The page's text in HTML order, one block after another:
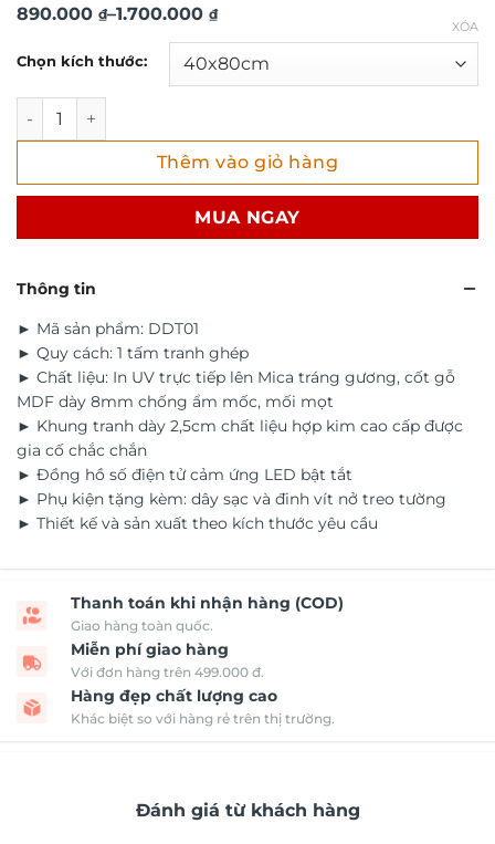
890.000 ₫–1.700.000 ₫
Khoảng
890.000 ₫
đến
1.700.000 ₫
Chọn kích thước:
XÓA
Tranh đồng hồ số điện tử phi hành gia vũ trụ DDT01 số
Thêm vào giỏ hàng
MUA NGAY
Thông tin
► Mã sản phẩm: DDT01
► Quy cách: 1 tấm tranh ghép
► Chất liệu: In UV trực tiếp lên Mica tráng gương, cốt gỗ
MDF dày 8mm chống ẩm mốc, mối mọt
► Khung tranh dày 2,5cm chất liệu hợp kim cao cấp được
gia cố chắc chắn
► Đồng hồ số điện tử cảm ứng LED bật tắt
► Phụ kiện tặng kèm: dây sạc và đinh vít nở treo tường
► Thiết kế và sản xuất theo kích thước yêu cầu
Thanh toán khi nhận hàng (COD)
Giao hàng toàn quốc.
Miễn phí giao hàng
Với đơn hàng trên 499.000 đ.
Hàng đẹp chất lượng cao
Khác biệt so với hàng rẻ trên thị trường.
Đánh giá từ khách hàng